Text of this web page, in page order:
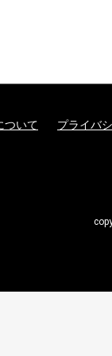
ついて プライバ